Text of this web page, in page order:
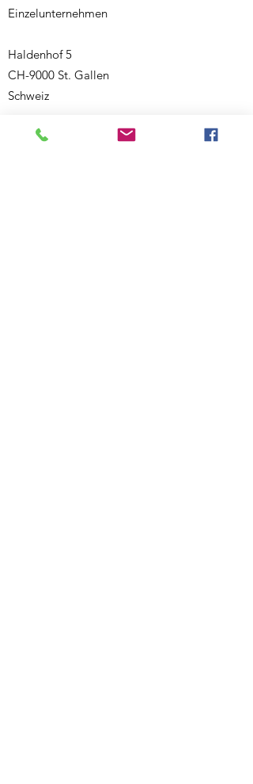
Einzelunternehmen
Haldenhof 5
CH-9000 St. Gallen
Schweiz
Weiterer Standort: